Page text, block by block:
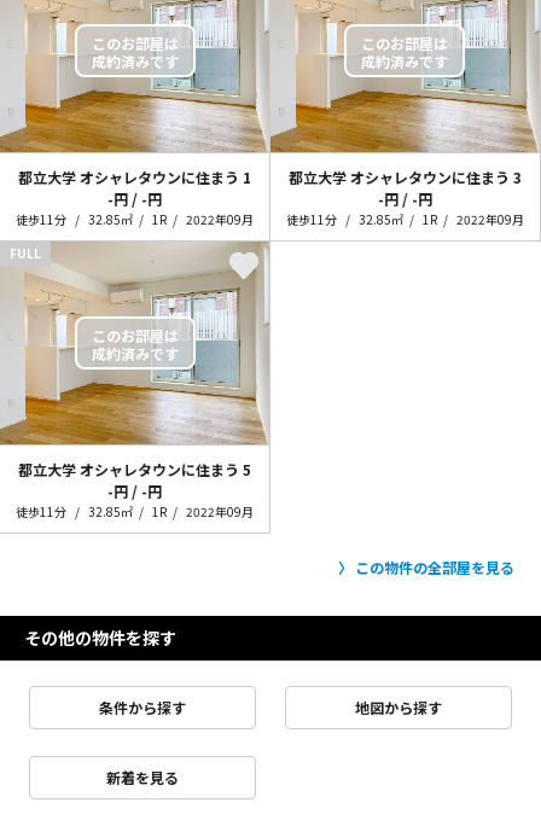
都立大学 オシャレタウンに住まう 1
-円 / -円
徒歩11分 32.85㎡ 1R 2022年09月
都立大学 オシャレタウンに住まう 3
-円 / -円
徒歩11分 32.85㎡ 1R
2022年09月
FULL
都立大学 オシャレタウンに住まう 5
-円 / -円
徒歩11分 32.85㎡ 1R 2022年09月
この物件の全部屋を見る
その他の物件を探す
条件から探す 地図から探す
新着を見る